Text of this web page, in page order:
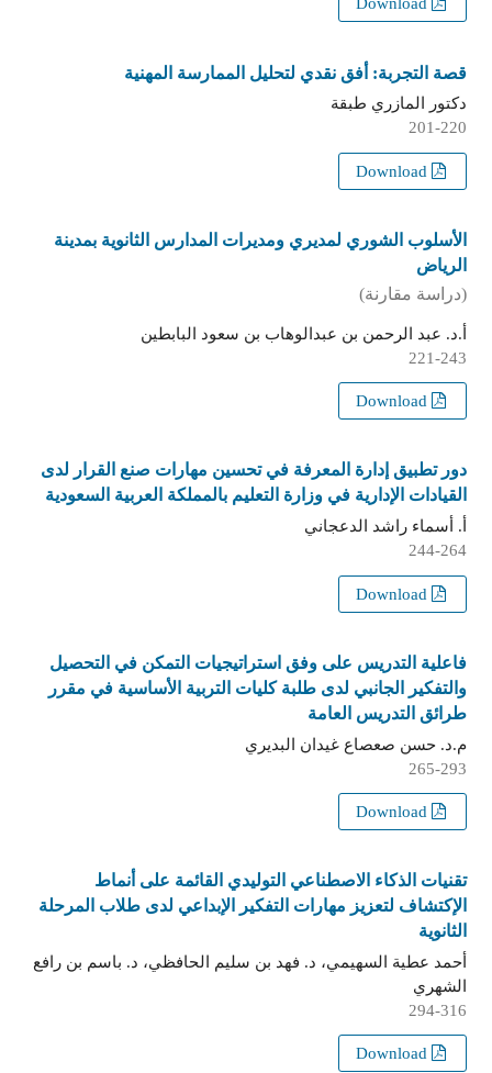
Download
قصة التجربة: أفق نقدي لتحليل الممارسة المهنية
دكتور المازري طبقة
201-220
الأسلوب الشوري لمديري ومديرات المدارس الثانوية بمدينة
الرياض
(دراسة مقارنة)
أ.د. عبد الرحمن بن عبدالوهاب بن سعود البابطين
221-243
دور تطبيق إدارة المعرفة في تحسين مهارات صنع القرار لدى
القيادات الإدارية في وزارة التعليم بالمملكة العربية السعودية
أ. أسماء راشد الدعجاني
244-264
فاعلية التدريس على وفق استراتيجيات التمكن في التحصيل
والتفكير الجانبي لدى طلبة كليات التربية الأساسية في مقرر
طرائق التدريس العامة
م.د. حسن صعصاع غيدان البديري
265-293
تقنيات الذكاء الاصطناعي التوليدي القائمة على أنماط
الإكتشاف لتعزيز مهارات التفكير الإبداعي لدى طلاب المرحلة
الثانوية
أحمد عطية السهيمي، د. فهد بن سليم الحافظي، د. باسم بن رافع
الشهري
294-316
Download